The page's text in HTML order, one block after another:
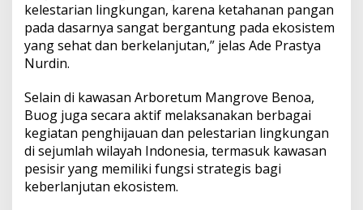
B
a
kelestarian lingkungan, karena ketahanan pangan
pada dasarnya sangat bergantung pada ekosistem
yang sehat dan berkelanjutan,” jelas Ade Prastya
Nurdin.
Selain di kawasan Arboretum Mangrove Benoa,
Buog juga secara aktif melaksanakan berbagai
kegiatan penghijauan dan pelestarian lingkungan
di sejumlah wilayah Indonesia, termasuk kawasan
pesisir yang memiliki fungsi strategis bagi
keberlanjutan ekosistem.